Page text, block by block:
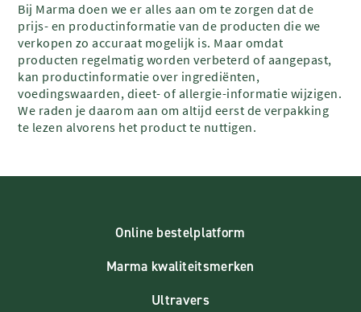
Bij Marma doen we er alles aan om te zorgen dat de
prijs- en productinformatie van de producten die we
verkopen zo accuraat mogelijk is. Maar omdat
producten regelmatig worden verbeterd of aangepast,
kan productinformatie over ingrediënten,
voedingswaarden, dieet- of allergie-informatie wijzigen.
We raden je daarom aan om altijd eerst de verpakking
te lezen alvorens het product te nuttigen.
Online bestelplatform
Marma kwaliteitsmerken
Ultravers